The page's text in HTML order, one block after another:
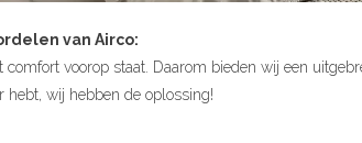
van Airco:
comfort voorop staat. Daarom bieden wij een
hebt, wij hebben de oplossing!